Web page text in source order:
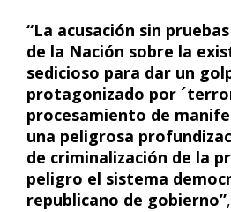
“La acusación sin
de la Nación sobre la
sedicioso para dar un
protagonizado por
procesamiento de
una peligrosa
de criminalización de la
peligro el sistema
republicano de gobierno”